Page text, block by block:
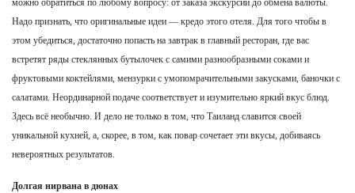
Надо признать, что оригинальные идеи — кредо этого отеля. Для того чтобы в
этом убедиться, достаточно попасть на завтрак в главный ресторан, где вас
встретят ряды стеклянных бутылочек с самими разнообразными соками и
фруктовыми коктейлями, мензурки с умопомрачительными закусками, баночки с
салатами. Неординарной подаче соответствует и изумительно яркий вкус блюд.
Здесь всё необычно. И дело не только в том, что Таиланд славится своей
уникальной кухней, а, скорее, в том, как повар сочетает эти вкусы, добиваясь
невероятных результатов.
Долгая нирвана в дюнах